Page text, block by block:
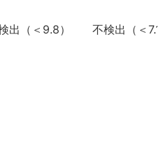
出（＜9.8） 不検出（＜7.1